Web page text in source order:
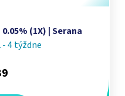
(1X) | Serana
4 týždne